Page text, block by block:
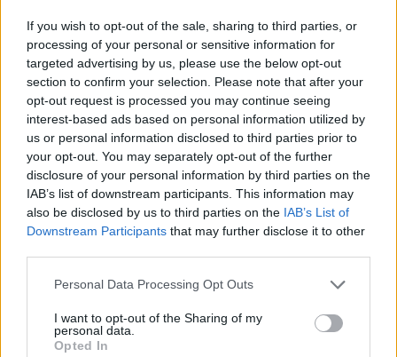
If you wish to opt-out of the sale, sharing to third parties, or
processing of your personal or sensitive information for
targeted advertising by us, please use the below opt-out
section to confirm your selection. Please note that after your
opt-out request is processed you may continue seeing
interest-based ads based on personal information utilized by
us or personal information disclosed to third parties prior to
your opt-out. You may separately opt-out of the further
disclosure of your personal information by third parties on the
IAB’s list of downstream participants. This information may
also be disclosed by us to third parties on the IAB’s List of
Downstream Participants that may further disclose it to other
Personal Data Processing Opt Outs
I want to opt-out of the Sharing of my
personal data.
Opted In
potere da shock del social, con il
licenziamento di migliaia di persone e
l’annuncio dell’intenzione di mettere
pagamento il servizio di verifica della spunta
blu - moltissimi utenti hanno cambiato il loro
user name in quello di Elon Musk, tra i quali
attori come Rich Sommer e Kathy Griffin.
L’account dell’attrice è stato sospeso dopo
che lei ha usato l’account a cui aveva
cambiato il nome in Elon Musk per esortare
gli americani a votare democratico. Dopo la
sospensione, Musk ha twittato che Griffin "se
averlo ...pagando 8 dollari" ha detto in
riferimento alla polemica sulla sua volontà di
introdurre la spunta blu che certifica